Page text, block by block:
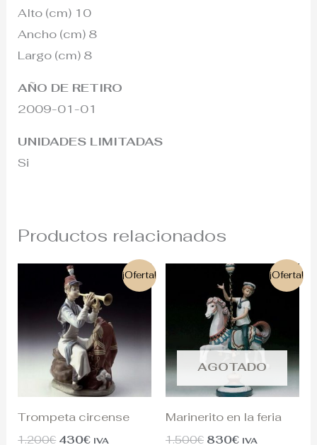
Alto (cm) 10
Ancho (cm) 8
Largo (cm) 8
AÑO DE RETIRO
2009-01-01
UNIDADES LIMITADAS
Si
Productos relacionados
¡Oferta!
Trompeta circense
1.200€
El
precio
original
era:
1.200€.
430€
precio
actual
es:
430€.
IVA
¡Oferta!
AGOTADO
Marinerito en la feria
1.500€
precio
original
era:
1.500€.
830€
precio
actual
es:
830€.
IVA